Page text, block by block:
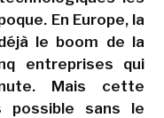
En Europe, la
le boom de la
entreprises qui
Mais cette
possible sans le